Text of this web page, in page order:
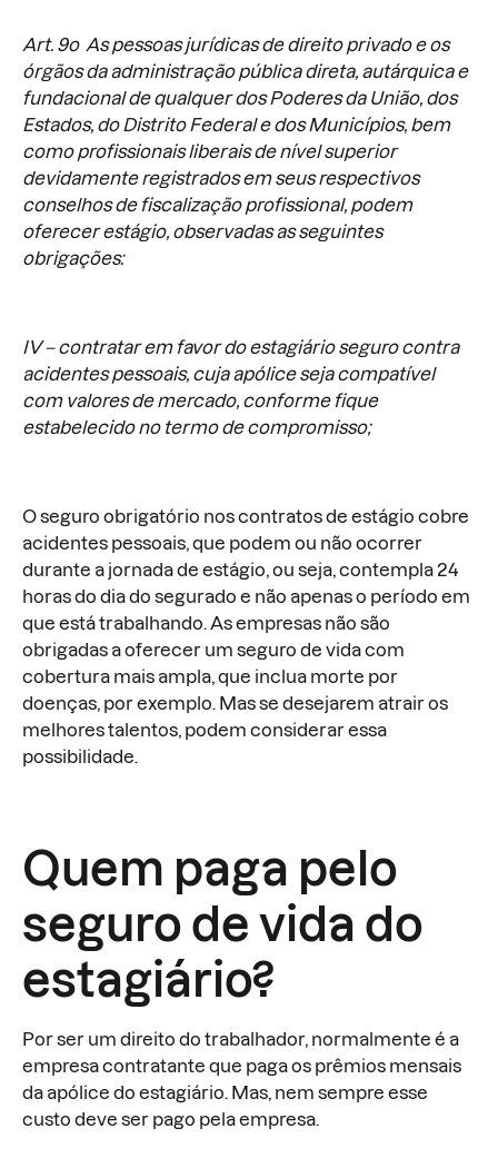
Art. 9o As pessoas jurídicas de direito privado e os
órgãos da administração pública direta, autárquica e
fundacional de qualquer dos Poderes da União, dos
Estados, do Distrito Federal e dos Municípios, bem
como profissionais liberais de nível superior
devidamente registrados em seus respectivos
conselhos de fiscalização profissional, podem
oferecer estágio, observadas as seguintes
obrigações:
IV – contratar em favor do estagiário seguro contra
acidentes pessoais, cuja apólice seja compatível
com valores de mercado, conforme fique
estabelecido no termo de compromisso;
O seguro obrigatório nos contratos de estágio cobre
acidentes pessoais, que podem ou não ocorrer
durante a jornada de estágio, ou seja, contempla 24
horas do dia do segurado e não apenas o período em
que está trabalhando. As empresas não são
obrigadas a oferecer um seguro de vida com
cobertura mais ampla, que inclua morte por
doenças, por exemplo. Mas se desejarem atrair os
melhores talentos, podem considerar essa
possibilidade.
Quem paga pelo
seguro de vida do
estagiário?
Por ser um direito do trabalhador, normalmente é a
empresa contratante que paga os prêmios mensais
da apólice do estagiário. Mas, nem sempre esse
custo deve ser pago pela empresa.